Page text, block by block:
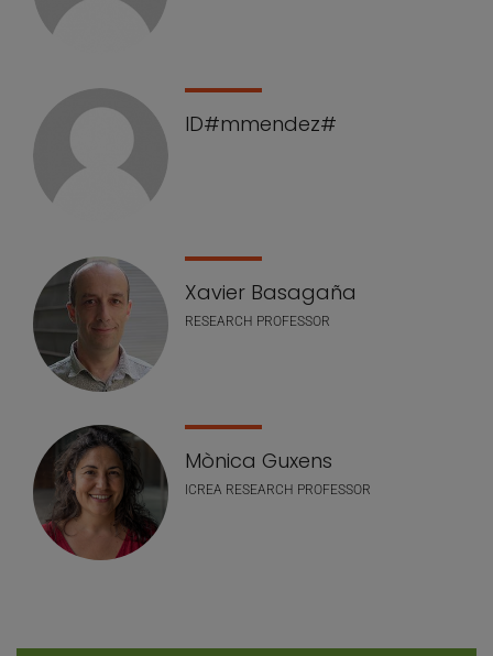
ID#mmendez#
Xavier Basagaña
RESEARCH PROFESSOR
Mònica Guxens
ICREA RESEARCH PROFESSOR